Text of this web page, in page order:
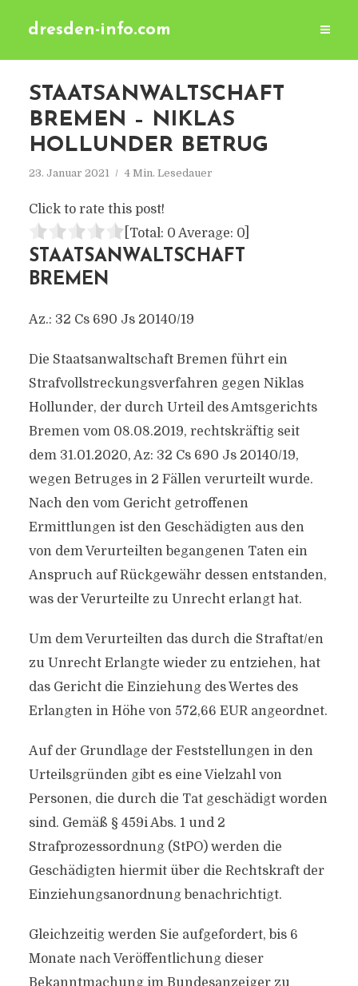
dresden-info.com
STAATSANWALTSCHAFT
BREMEN – NIKLAS
HOLLUNDER BETRUG
23. Januar 2021 4 Min. Lesedauer
Click to rate this post!
[Total: 0 Average: 0]
STAATSANWALTSCHAFT
BREMEN
Az.: 32 Cs 690 Js 20140/​19
Die Staatsanwaltschaft Bremen führt ein
Strafvollstreckungsverfahren gegen Niklas
Hollunder, der durch Urteil des Amtsgerichts
Bremen vom 08.08.2019, rechtskräftig seit
dem 31.01.2020, Az: 32 Cs 690 Js 20140/​19,
wegen Betruges in 2 Fällen verurteilt wurde.
Nach den vom Gericht getroffenen
Ermittlungen ist den Geschädigten aus den
von dem Verurteilten begangenen Taten ein
Anspruch auf Rückgewähr dessen entstanden,
was der Verurteilte zu Unrecht erlangt hat.
Um dem Verurteilten das durch die Straftat/​en
zu Unrecht Erlangte wieder zu entziehen, hat
das Gericht die Einziehung des Wertes des
Erlangten in Höhe von 572,66 EUR angeordnet.
Auf der Grundlage der Feststellungen in den
Urteilsgründen gibt es eine Vielzahl von
Personen, die durch die Tat geschädigt worden
sind. Gemäß § 459i Abs. 1 und 2
Strafprozessordnung (StPO) werden die
Geschädigten hiermit über die Rechtskraft der
Einziehungsanordnung benachrichtigt.
Gleichzeitig werden Sie aufgefordert, bis 6
Monate nach Veröffentlichung dieser
Bekanntmachung im Bundesanzeiger zu